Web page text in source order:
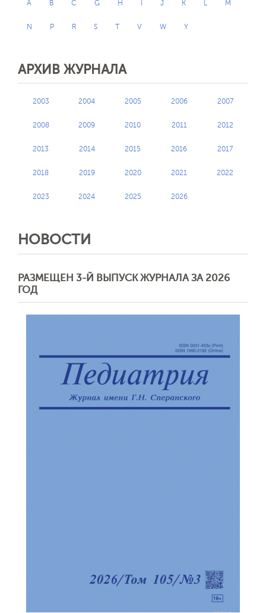
A B C G H J K L M
N P R S T V W Y
АРХИВ ЖУРНАЛА
2003 2004 2005 2006 2007
2008 2009 2010 2011 2012
2013 2014 2015 2016 2017
2018 2019 2020 2021 2022
2023 2024 2025 2026
НОВОСТИ
РАЗМЕЩЕН 3-Й ВЫПУСК ЖУРНАЛА ЗА 2026
ГОД